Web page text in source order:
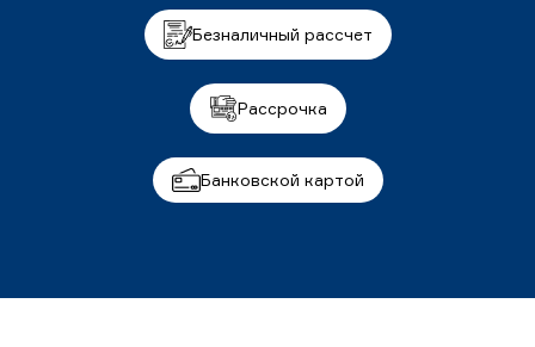
Безналичный рассчет
Рассрочка
Банковской картой